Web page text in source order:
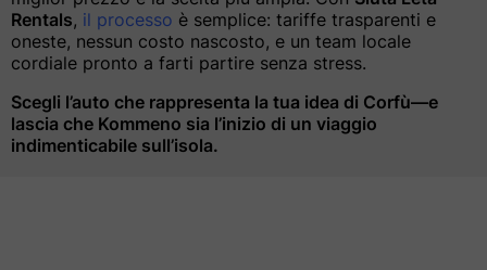
Rentals, il processo è semplice: tariffe trasparenti e
oneste, nessun costo nascosto, e un team locale
cordiale pronto a farti partire senza stress.
Scegli l’auto che rappresenta la tua idea di Corfù—e
lascia che Kommeno sia l’inizio di un viaggio
indimenticabile sull’isola.
Data di ritiro *
01/08/2026
Drop-off Date *
08/08/2026